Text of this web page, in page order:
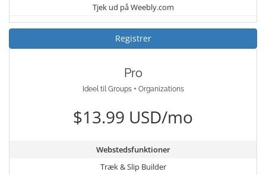
Tjek ud på Weebly.com
Registrer
Pro
Ideel til Groups + Organizations
$13.99 USD/mo
Webstedsfunktioner
Træk & Slip Builder